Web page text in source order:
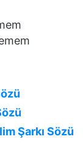
Şarkı Sözü